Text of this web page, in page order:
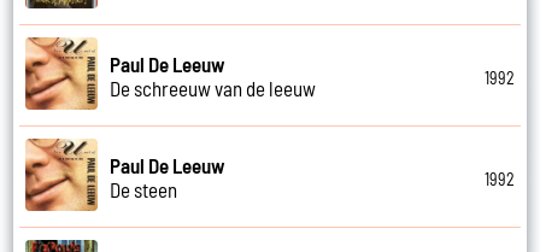
Paul De Leeuw
De schreeuw van de leeuw
1992
Paul De Leeuw
De steen
1992